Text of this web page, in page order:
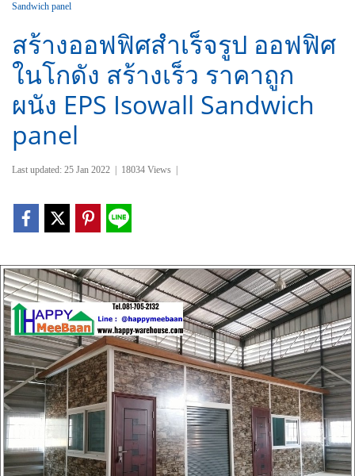
Sandwich panel
สร้างออฟฟิศสำเร็จรูป ออฟฟิศ
ในโกดัง สร้างเร็ว ราคาถูก
ผนัง EPS Isowall Sandwich
panel
Last updated: 25 Jan 2022 18034 Views